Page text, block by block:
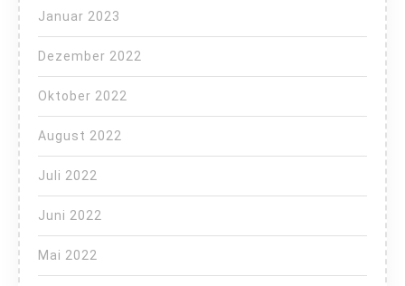
Januar 2023
Dezember 2022
Oktober 2022
August 2022
Juli 2022
Juni 2022
Mai 2022